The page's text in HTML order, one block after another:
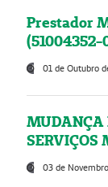
Prestador
(51004352-
01 de Outubro
MUDANÇA
SERVIÇOS
03 de